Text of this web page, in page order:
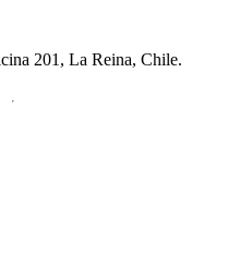
201, La Reina, Chile.